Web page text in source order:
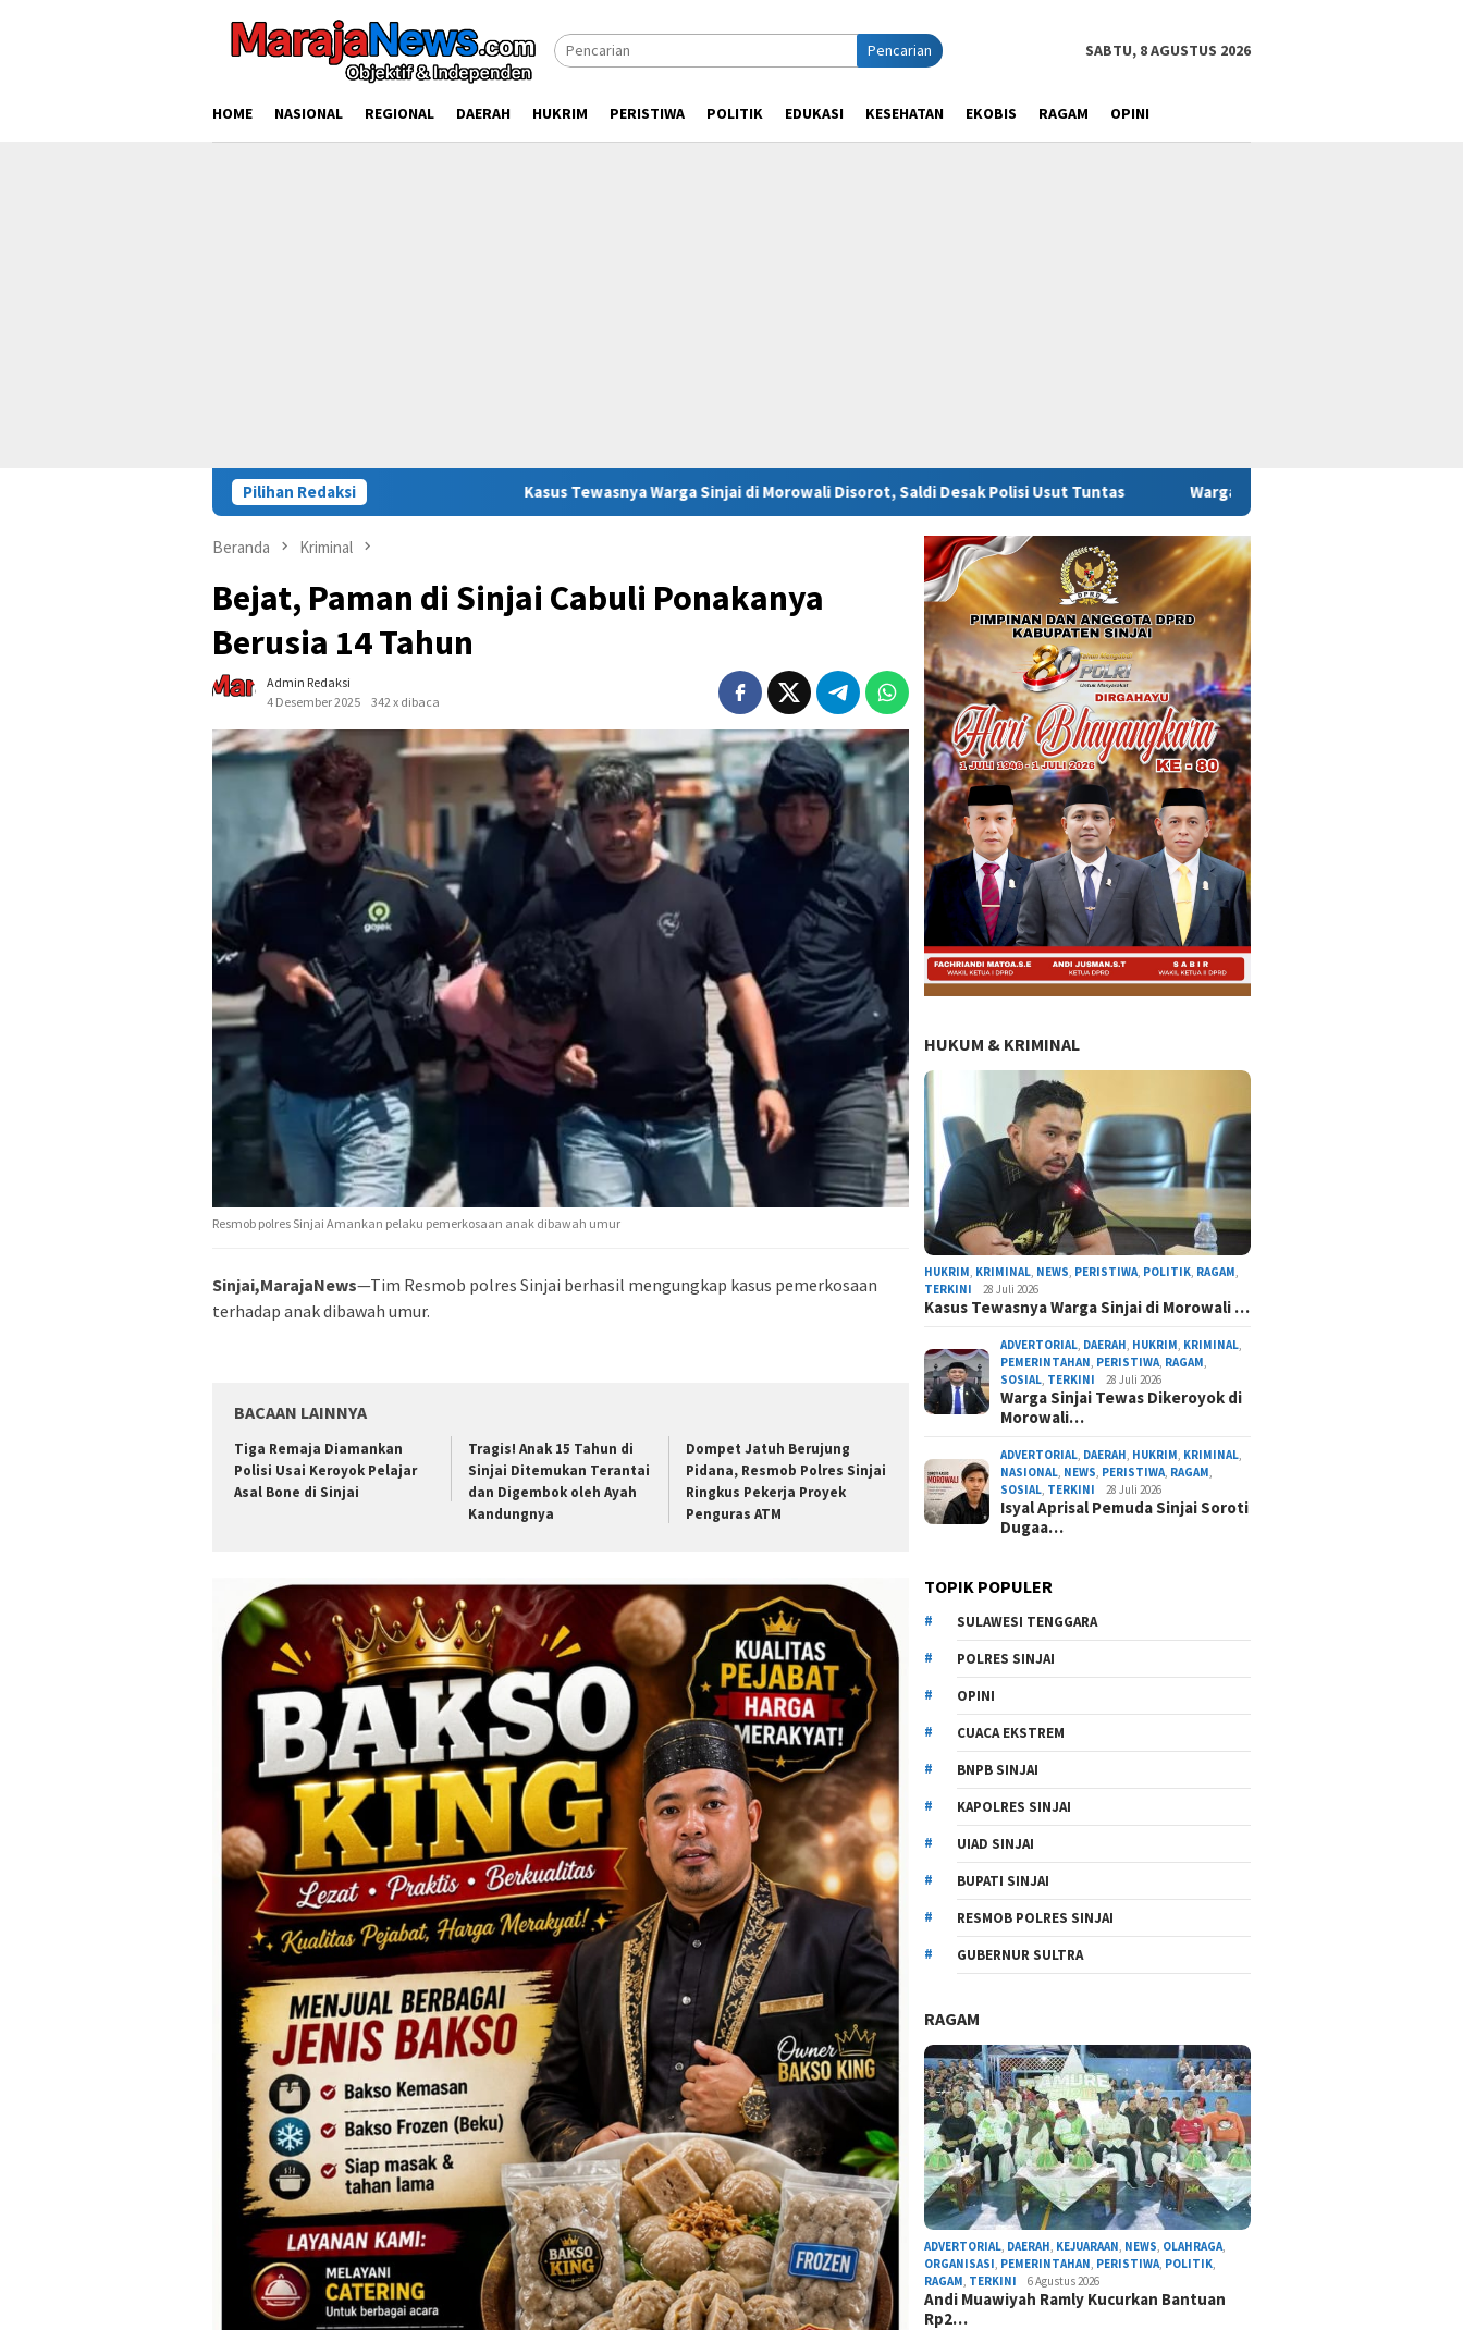
Pencarian SABTU, 8 AGUSTUS 2026
HOME NASIONAL REGIONAL DAERAH HUKRIM PERISTIWA POLITIK EDUKASI KESEHATAN EKOBIS RAGAM OPINI
Pilihan RedaksiKasus Tewasnya Warga Sinjai di Morowali Disorot, Saldi Desak Polisi Usut Tuntas Warga Sinjai Tewas Dikeroyok di Morowali, Ketua DPRD Minta
Beranda Kriminal
Bejat, Paman di Sinjai Cabuli Ponakanya
Berusia 14 Tahun
Admin Redaksi
4 Desember 2025
342 x dibaca
Resmob polres Sinjai Amankan pelaku pemerkosaan anak dibawah umur
Sinjai,MarajaNews—Tim Resmob polres Sinjai berhasil mengungkap kasus pemerkosaan
terhadap anak dibawah umur.
BACAAN LAINNYA
Tiga Remaja Diamankan
Polisi Usai Keroyok Pelajar
Asal Bone di Sinjai
Tragis! Anak 15 Tahun di
Sinjai Ditemukan Terantai
dan Digembok oleh Ayah
Kandungnya
Dompet Jatuh Berujung
Pidana, Resmob Polres Sinjai
Ringkus Pekerja Proyek
Penguras ATM
HUKUM & KRIMINAL
HUKRIM, KRIMINAL, NEWS, PERISTIWA, POLITIK, RAGAM,
TERKINI
28 Juli 2026
Kasus Tewasnya Warga Sinjai di Morowali …
ADVERTORIAL, DAERAH, HUKRIM, KRIMINAL,
PEMERINTAHAN, PERISTIWA, RAGAM,
SOSIAL, TERKINI 28 Juli 2026
Warga Sinjai Tewas Dikeroyok di
Morowali…
ADVERTORIAL, DAERAH, HUKRIM, KRIMINAL,
NASIONAL, NEWS, PERISTIWA, RAGAM,
SOSIAL, TERKINI 28 Juli 2026
Isyal Aprisal Pemuda Sinjai Soroti
Dugaa…
TOPIK POPULER
SULAWESI TENGGARA
POLRES SINJAI
OPINI
CUACA EKSTREM
BNPB SINJAI
KAPOLRES SINJAI
UIAD SINJAI
BUPATI SINJAI
RESMOB POLRES SINJAI
GUBERNUR SULTRA
RAGAM
ADVERTORIAL DAERAH KEJUARAAN NEWS OLAHRAGA
ORGANISASI PEMERINTAHAN PERISTIWA POLITIK
RAGAM TERKINI 6 Agustus 2026
Andi Muawiyah Ramly Kucurkan Bantuan
Rp2…